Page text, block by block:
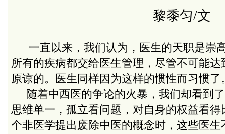
黎黍匀/文
一直以来，我们认为，医生的天职是崇
所有的疾病都交给医生管理，尽管不可能
原谅的。医生同样因为这样的惯性而习惯了
随着中西医的争论的火暴，我们却看到
思维单一，孤立看问题，对自身的权益看
个非医学提出废除中医的概念时，这些医